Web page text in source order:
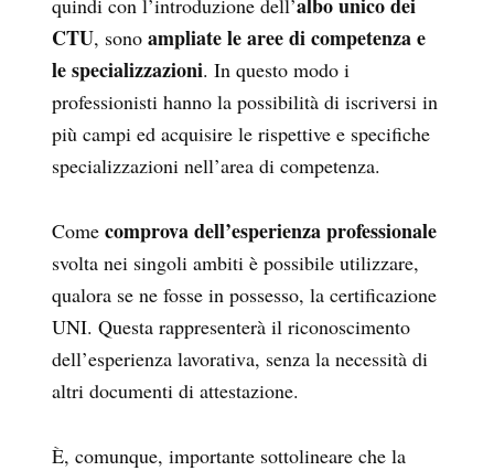
quindi con l’introduzione dell’albo unico dei
CTU, sono ampliate le aree di competenza e
le specializzazioni. In questo modo i
professionisti hanno la possibilità di iscriversi in
più campi ed acquisire le rispettive e specifiche
specializzazioni nell’area di competenza.
Come comprova dell’esperienza professionale
svolta nei singoli ambiti è possibile utilizzare,
qualora se ne fosse in possesso, la certificazione
UNI. Questa rappresenterà il riconoscimento
dell’esperienza lavorativa, senza la necessità di
altri documenti di attestazione.
È, comunque, importante sottolineare che la